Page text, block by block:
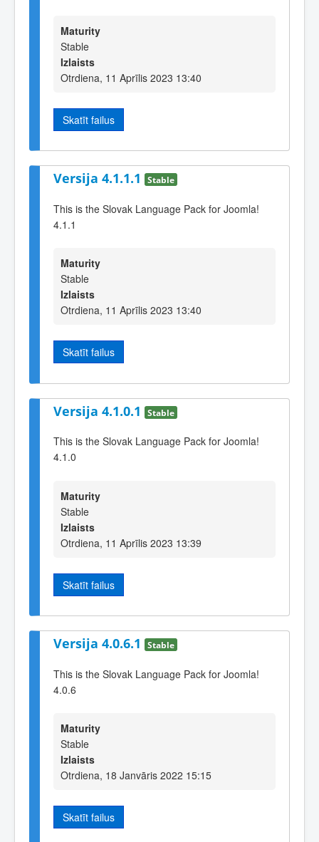
Maturity
Stable
Izlaists
Otrdiena, 11 Aprīlis 2023 13:40
Skatīt failus
Versija 4.1.1.1 Stable
This is the Slovak Language Pack for Joomla!
4.1.1
Maturity
Stable
Izlaists
Otrdiena, 11 Aprīlis 2023 13:40
Skatīt failus
Versija 4.1.0.1 Stable
This is the Slovak Language Pack for Joomla!
4.1.0
Maturity
Stable
Izlaists
Otrdiena, 11 Aprīlis 2023 13:39
Skatīt failus
Versija 4.0.6.1 Stable
This is the Slovak Language Pack for Joomla!
4.0.6
Maturity
Stable
Izlaists
Otrdiena, 18 Janvāris 2022 15:15
Skatīt failus